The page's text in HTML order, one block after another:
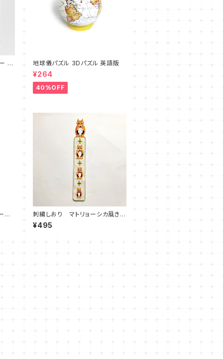
キ 地球儀パズル 3Dパズル 英語版
¥264
40%OFF
ル
刺繍しおり マトリョーシカ風きつ
ね 栞
¥495